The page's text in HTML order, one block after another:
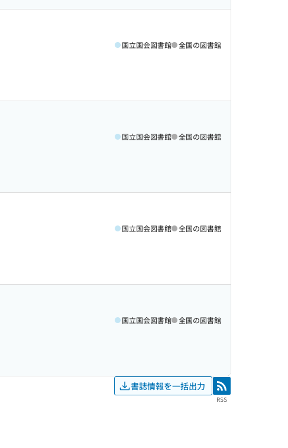
国立国会図書館 全国の図書館
国立国会図書館 全国の図書館
国立国会図書館 全国の図書館
国立国会図書館 全国の図書館
書誌情報を一括出力 RSS
RSS